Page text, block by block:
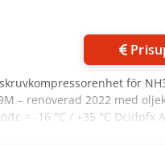
för
– renoverad 2022 med
= -16 °C / +35 °C Dcjdpfx